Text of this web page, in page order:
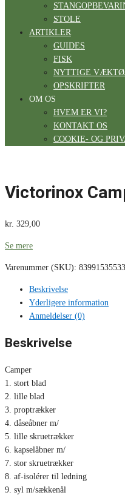
STOLE
ARTIKLER
GUIDES
FISK
NYTTIGE
OPSKRIFTER
OM OS
HVEM ER VI?
KONTAKT OS
COOKIE- OG
Victorinox
kr. 329,00
Se mere
Varenummer (SKU):
Beskrivelse
Yderligere information
Anmeldelser (0)
Beskrivelse
Camper
1. stort blad
2. lille blad
3. proptrækker
4. dåseåbner m/
5. lille skruetrækker
6. kapselåbner m/
7. stor skruetrækker
8. af-isolérer til ledning
9. syl m/sækkenål